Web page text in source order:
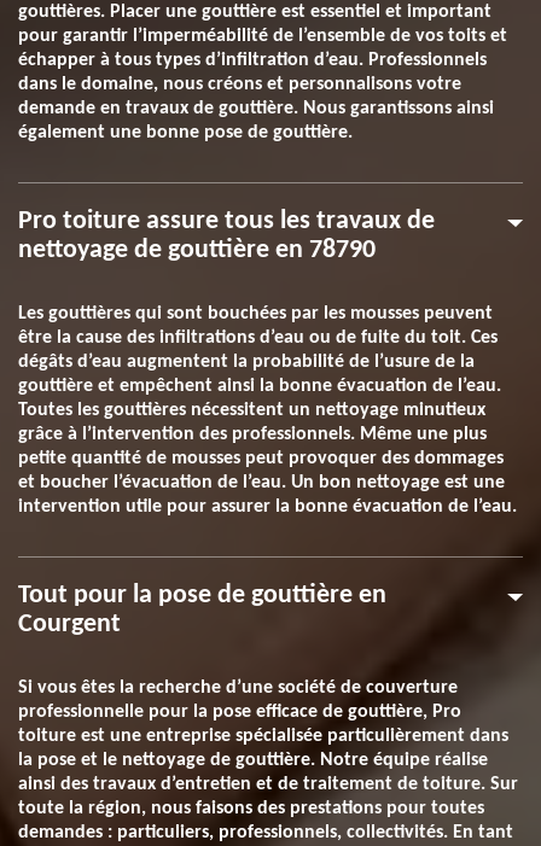
gouttières. Placer une gouttière est essentiel et important
pour garantir l’imperméabilité de l’ensemble de vos toits et
échapper à tous types d’infiltration d’eau. Professionnels
dans le domaine, nous créons et personnalisons votre
demande en travaux de gouttière. Nous garantissons ainsi
également une bonne pose de gouttière.
Pro toiture assure tous les travaux de
nettoyage de gouttière en 78790
Les gouttières qui sont bouchées par les mousses peuvent
être la cause des infiltrations d’eau ou de fuite du toit. Ces
dégâts d’eau augmentent la probabilité de l’usure de la
gouttière et empêchent ainsi la bonne évacuation de l’eau.
Toutes les gouttières nécessitent un nettoyage minutieux
grâce à l’intervention des professionnels. Même une plus
petite quantité de mousses peut provoquer des dommages
et boucher l’évacuation de l’eau. Un bon nettoyage est une
intervention utile pour assurer la bonne évacuation de l’eau.
Tout pour la pose de gouttière en
Courgent
Si vous êtes la recherche d’une société de couverture
professionnelle pour la pose efficace de gouttière, Pro
toiture est une entreprise spécialisée particulièrement dans
la pose et le nettoyage de gouttière. Notre équipe réalise
ainsi des travaux d’entretien et de traitement de toiture. Sur
toute la région, nous faisons des prestations pour toutes
demandes : particuliers, professionnels, collectivités. En tant